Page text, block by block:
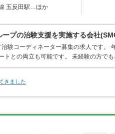
五反田駅…ほか
ープの治験支援を実施する会社
験コーディネーター募集の求人です。
トとの両立も可能です。 未経験の方で
きました